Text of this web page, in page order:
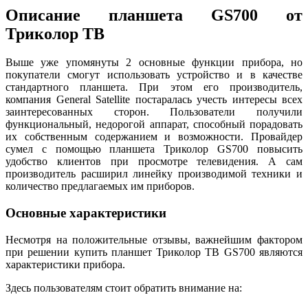
Описание планшета GS700 от
Триколор ТВ
Выше уже упомянуты 2 основные функции прибора, но
покупатели смогут использовать устройство и в качестве
стандартного планшета. При этом его производитель,
компания General Satellite постаралась учесть интересы всех
заинтересованных сторон. Пользователи получили
функциональный, недорогой аппарат, способный порадовать
их собственным содержанием и возможности. Провайдер
сумел с помощью планшета Триколор GS700 повысить
удобство клиентов при просмотре телевидения. А сам
производитель расширил линейку производимой техники и
количество предлагаемых им приборов.
Основные характеристики
Несмотря на положительные отзывы, важнейшим фактором
при решении купить планшет Триколор ТВ GS700 являются
характеристики прибора.
Здесь пользователям стоит обратить внимание на: